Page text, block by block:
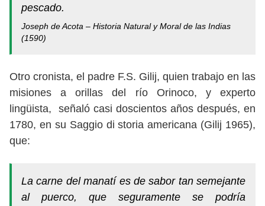
pescado.
Joseph de Acota – Historia Natural y Moral de las Indias
(1590)
Otro cronista, el padre F.S. Gilij, quien trabajo en las
misiones a orillas del río Orinoco, y experto
lingüista, señaló casi doscientos años después, en
1780, en su Saggio di storia americana (Gilij 1965),
que:
La carne del manatí es de sabor tan semejante
al puerco, que seguramente se podría